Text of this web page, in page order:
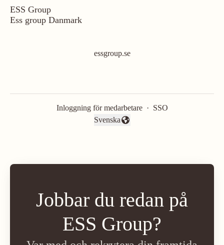
ESS Group
Ess group Danmark
essgroup.se
Inloggning för medarbetare · SSO
Byt språk
Svenska
Jobbar du redan på
ESS Group?